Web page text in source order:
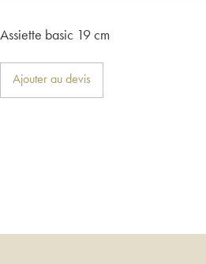
Assiette basic 19 cm
Ajouter au devis